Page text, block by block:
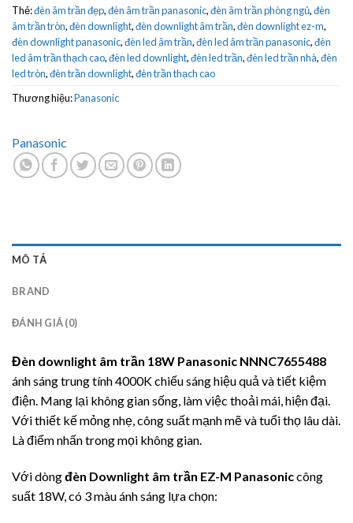
Thẻ:đèn âm trần đẹp,đèn âm trần panasonic,đèn âm trần phòng ngủ,đèn
âm trần tròn,đèn downlight,đèn downlight âm trần,đèn downlight ez-m,
đèn downlight panasonic,đèn led âm trần,đèn led âm trần panasonic,đèn
led âm trần thạch cao,đèn led downlight,đèn led trần,đèn led trần nhà,đèn
led tròn,đèn trần downlight,đèn trần thạch cao
Thương hiệu:Panasonic
Panasonic
MÔ TẢ
BRAND
ĐÁNH GIÁ (0)
Đèn downlight âm trần 18W Panasonic NNNC7655488
ánh sáng trung tính 4000K chiếu sáng hiệu quả và tiết kiệm
điện. Mang lại không gian sống, làm việc thoải mái, hiện đại.
Với thiết kế mỏng nhẹ, công suất mạnh mẽ và tuổi thọ lâu dài.
Là điểm nhấn trong mọi không gian.
Với dòngđèn Downlight âm trần EZ-M Panasoniccông
suất 18W, có 3 màu ánh sáng lựa chọn: